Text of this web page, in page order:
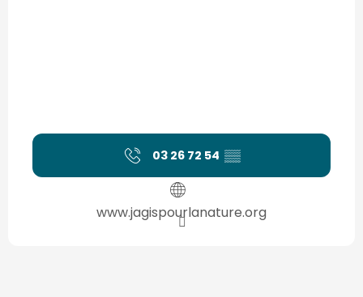
03 26 72 54 ▒▒
www.jagispourlanature.org